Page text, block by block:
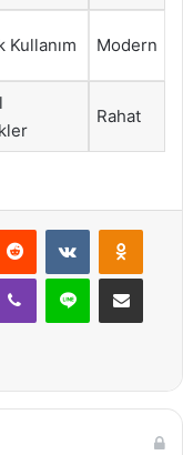
Kullanım Modern
Rahat
Reddit VKontakte
Viber Line E-Posta ile